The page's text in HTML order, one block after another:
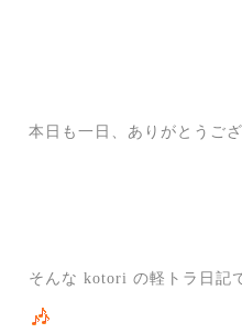
本日も一日、ありがとうござ
そんな kotori の軽トラ日記